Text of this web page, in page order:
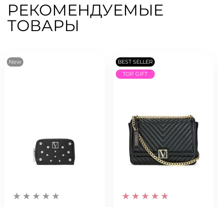
РЕКОМЕНДУЕМЫЕ
ТОВАРЫ
New
BEST SELLER
TOP GIFT